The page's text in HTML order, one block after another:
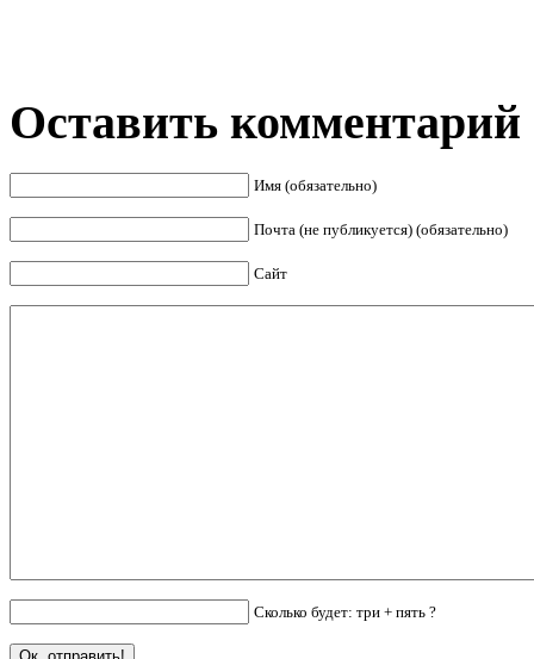
Оставить комментарий
Имя (обязательно)
Почта (не публикуется) (обязательно)
Сайт
Сколько будет: три + пять ?